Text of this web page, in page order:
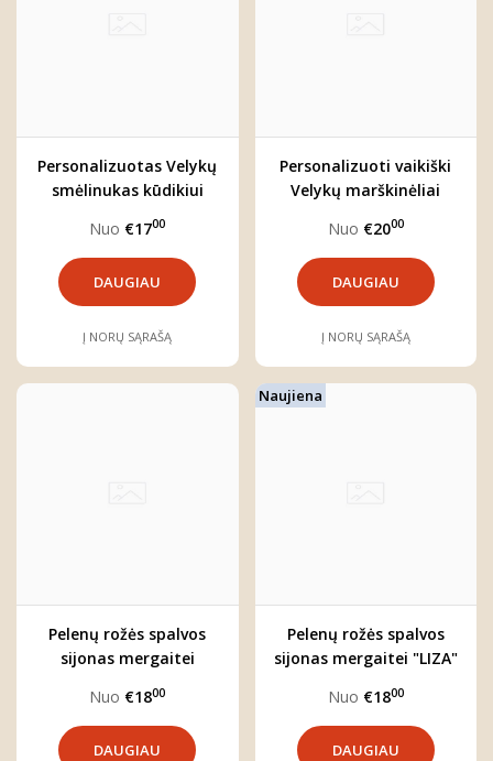
Personalizuotas Velykų
smėlinukas kūdikiui
Nuo €1700
DAUGIAU
Į NORŲ SĄRAŠĄ
Personalizuoti vaikiški
Velykų marškinėliai
Nuo €2000
DAUGIAU
Į NORŲ SĄRAŠĄ
Pelenų rožės spalvos
sijonas mergaitei
Nuo €1800
DAUGIAU
Naujiena
Pelenų rožės spalvos
sijonas mergaitei "LIZA"
Nuo €1800
DAUGIAU